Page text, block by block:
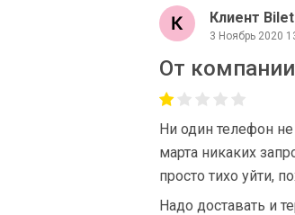
Клиент
3 Ноябрь 2020
От
Ни один телефон
марта никаких
просто тихо уйти,
Надо доставать и